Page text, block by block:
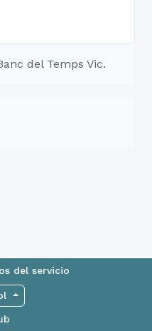
del Temps Vic.
del servicio